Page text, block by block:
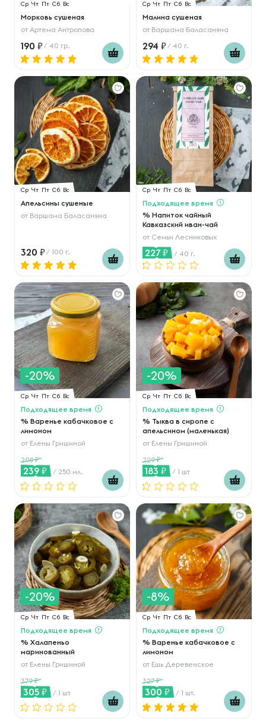
Ср Чт Пт Сб Вс
Морковь сушеная
от Артема Антропова
190 / 40 гр.
Ср Чт Пт Сб Вс
Малина сушеная
от Варшама Баласаняна
294 / 40 г.
Ср Чт Пт Сб Вс
Апельсины сушеные
от Варшама Баласаняна
320 / 100 г.
Ср Чт Пт Сб Вс
Подходящее время
% Напиток чайный
Кавказский иван-чай
от Семьи Лесниковых
227 / 40 г.
-20%
Ср Чт Пт Сб Вс
Подходящее время
% Варенье кабачковое с
лимоном
от Елены Гришиной
298
239 / 250 мл.
-20%
Ср Чт Пт Сб Вс
Подходящее время
% Тыква в сиропе с
апельсином (маленькая)
от Елены Гришиной
229
183 / 1 шт
-20%
Ср Чт Пт Сб Вс
Подходящее время
% Халапеньо
маринованный
от Елены Гришиной
379
305 / 1 шт
-8%
Ср Чт Пт Сб Вс
Подходящее время
% Варенье кабачковое с
лимоном
от Ешь Деревенское
327
300 / 1 шт.